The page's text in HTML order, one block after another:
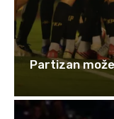
Partizan